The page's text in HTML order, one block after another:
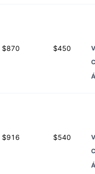
$870 $450
$916 $540